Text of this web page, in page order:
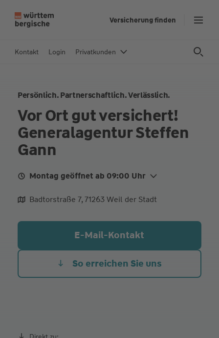
In
Versicherung finden
Kontakt Login Privatkunden
Persönlich. Partnerschaftlich. Verlässlich.
Vor Ort gut versichert!
Generalagentur Steffen
Gann
Montag geöffnet ab 09:00 Uhr
Mo.
09:00 - 12:00
15:00 - 18:00
09:00 - 12:00
Außerhalb der Öffnungszeiten selbstverständlich
Badtorstraße 7, 71263 Weil der Stadt
E-Mail-Kontakt
So erreichen Sie uns